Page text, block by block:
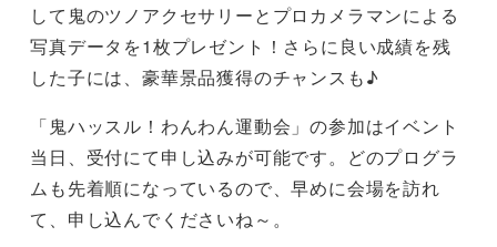
して鬼のツノアクセサリーとプロカメラマンによる
写真データを1枚プレゼント！さらに良い成績を残
した子には、豪華景品獲得のチャンスも♪
「鬼ハッスル！わんわん運動会」の参加はイベント
当日、受付にて申し込みが可能です。どのプログラ
ムも先着順になっているので、早めに会場を訪れ
て、申し込んでくださいね～。